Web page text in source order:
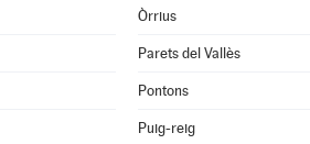
Òrrius
Parets del Vallès
Pontons
Puig-reig